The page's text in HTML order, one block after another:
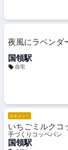
夜風にラベンダ
国領駅
自宅
エキメシ！
いちごミルクコ
手づくりコッペパン
国領駅